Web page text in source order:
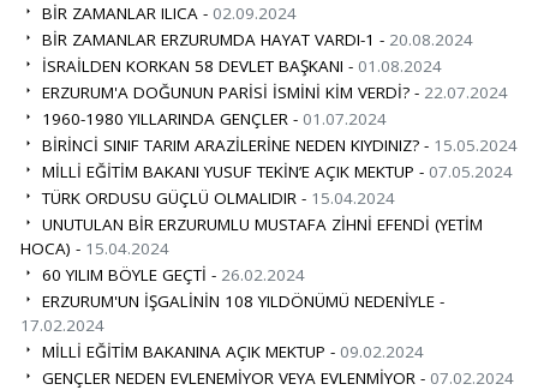
BİR ZAMANLAR ILICA - 02.09.2024
BİR ZAMANLAR ERZURUMDA HAYAT VARDI-1 - 20.08.2024
İSRAİLDEN KORKAN 58 DEVLET BAŞKANI - 01.08.2024
ERZURUM'A DOĞUNUN PARİSİ İSMİNİ KİM VERDİ? - 22.07.2024
1960-1980 YILLARINDA GENÇLER - 01.07.2024
BİRİNCİ SINIF TARIM ARAZİLERİNE NEDEN KIYDINIZ? - 15.05.2024
MİLLİ EĞİTİM BAKANI YUSUF TEKİN’E AÇIK MEKTUP - 07.05.2024
TÜRK ORDUSU GÜÇLÜ OLMALIDIR - 15.04.2024
UNUTULAN BİR ERZURUMLU MUSTAFA ZİHNİ EFENDİ (YETİM
HOCA) - 15.04.2024
60 YILIM BÖYLE GEÇTİ - 26.02.2024
ERZURUM'UN İŞGALİNİN 108 YILDÖNÜMÜ NEDENİYLE -
17.02.2024
MİLLİ EĞİTİM BAKANINA AÇIK MEKTUP - 09.02.2024
GENÇLER NEDEN EVLENEMİYOR VEYA EVLENMİYOR - 07.02.2024